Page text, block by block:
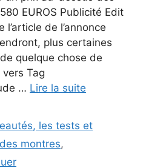
EUROS Publicité Edit
de l’annonce
plus certaines
quelque chose de
Tag
… Lire la suite
les tests et
montres,